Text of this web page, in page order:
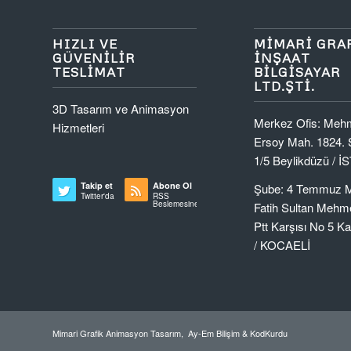
HIZLI VE
GÜVENILIR
TESLIMAT
3D Tasarım ve Animasyon
Hizmetleri
Takip et
Twitter'da
Abone Ol
RSS
Beslemesine
MIMARI
İNŞAAT
BILGISAYAR
LTD.ŞTI.
Merkez Ofis:
Ersoy Mah. 1824.
1/5 Beylikdüzü /
Şube: 4 Temmuz
Fatih Sultan
Ptt Karşısı No 5
/ KOCAELİ
Mimari Grafik Animasyon Tasarım, Ay-Em Bilişim & KodKurdu